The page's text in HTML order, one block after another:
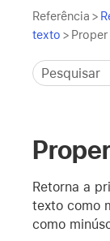
Referência >
texto > Proper
Retorna a
texto como
como